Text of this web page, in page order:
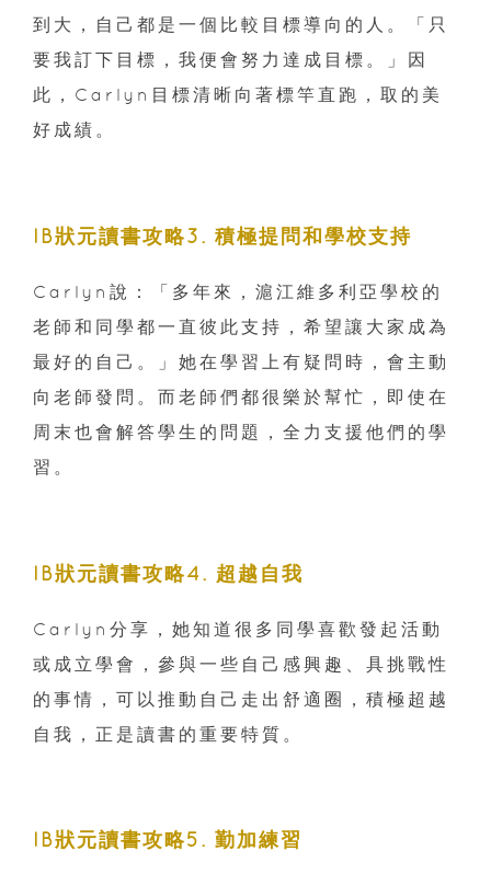
到大，自己都是一個比較目標導向的人。「只
要我訂下目標，我便會努力達成目標。」因
此，Carlyn目標清晰向著標竿直跑，取的美
好成績。
IB狀元讀書攻略3. 積極提問和學校支持
Carlyn說：「多年來，滬江維多利亞學校的
老師和同學都一直彼此支持，希望讓大家成為
最好的自己。」她在學習上有疑問時，會主動
向老師發問。而老師們都很樂於幫忙，即使在
周末也會解答學生的問題，全力支援他們的學
習。
IB狀元讀書攻略4. 超越自我
Carlyn分享，她知道很多同學喜歡發起活動
或成立學會，參與一些自己感興趣、具挑戰性
的事情，可以推動自己走出舒適圈，積極超越
自我，正是讀書的重要特質。
IB狀元讀書攻略5. 勤加練習